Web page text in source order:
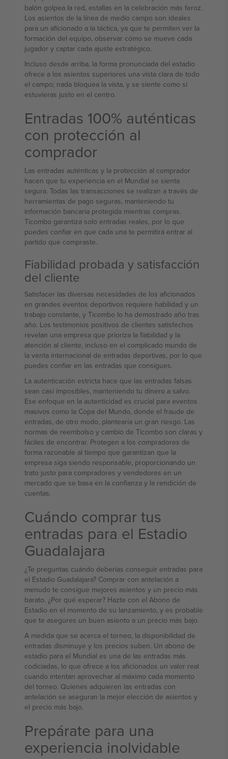
balón golpea la red, estallas en la celebración más feroz.
Los asientos de la línea de medio campo son ideales
para un aficionado a la táctica, ya que te permiten ver la
formación del equipo, observar cómo se mueve cada
jugador y captar cada ajuste estratégico.
Incluso desde arriba, la forma pronunciada del estadio
ofrece a los asientos superiores una vista clara de todo
el campo; nada bloquea la vista, y se siente como si
estuvieras justo en el centro.
Entradas 100% auténticas
con protección al
comprador
Las entradas auténticas y la protección al comprador
hacen que tu experiencia en el Mundial se sienta
segura. Todas las transacciones se realizan a través de
herramientas de pago seguras, manteniendo tu
información bancaria protegida mientras compras.
Ticombo garantiza solo entradas reales, por lo que
puedes confiar en que cada una te permitirá entrar al
partido que compraste.
Fiabilidad probada y satisfacción
del cliente
Satisfacer las diversas necesidades de los aficionados
en grandes eventos deportivos requiere habilidad y un
trabajo constante, y Ticombo lo ha demostrado año tras
año. Los testimonios positivos de clientes satisfechos
revelan una empresa que prioriza la fiabilidad y la
atención al cliente, incluso en el complicado mundo de
la venta internacional de entradas deportivas, por lo que
puedes confiar en las entradas que consigues.
La autenticación estricta hace que las entradas falsas
sean casi imposibles, manteniendo tu dinero a salvo.
Ese enfoque en la autenticidad es crucial para eventos
masivos como la Copa del Mundo, donde el fraude de
entradas, de otro modo, plantearía un gran riesgo. Las
normas de reembolso y cambio de Ticombo son claras y
fáciles de encontrar. Protegen a los compradores de
forma razonable al tiempo que garantizan que la
empresa siga siendo responsable, proporcionando un
trato justo para compradores y vendedores en un
mercado que se basa en la confianza y la rendición de
cuentas.
Cuándo comprar tus
entradas para el Estadio
Guadalajara
¿Te preguntas cuándo deberías conseguir entradas para
el Estadio Guadalajara? Comprar con antelación a
menudo te consigue mejores asientos y un precio más
barato. ¿Por qué esperar? Hazte con el Abono de
Estadio en el momento de su lanzamiento, y es probable
que te asegures un buen asiento a un precio más bajo.
A medida que se acerca el torneo, la disponibilidad de
entradas disminuye y los precios suben. Un abono de
estadio para el Mundial es una de las entradas más
codiciadas, lo que ofrece a los aficionados un valor real
cuando intentan aprovechar al máximo cada momento
del torneo. Quienes adquieren las entradas con
antelación se aseguran la mejor elección de asientos y
el precio más bajo.
Prepárate para una
experiencia inolvidable